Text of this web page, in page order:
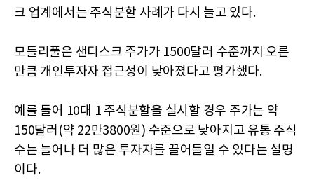
크 업계에서는 주식분할 사례가 다시 늘고 있다.
모틀리풀은 샌디스크 주가가 1500달러 수준까지 오른
만큼 개인투자자 접근성이 낮아졌다고 평가했다.
예를 들어 10대 1 주식분할을 실시할 경우 주가는 약
150달러(약 22만3800원) 수준으로 낮아지고 유통 주식
수는 늘어나 더 많은 투자자를 끌어들일 수 있다는 설명
이다.